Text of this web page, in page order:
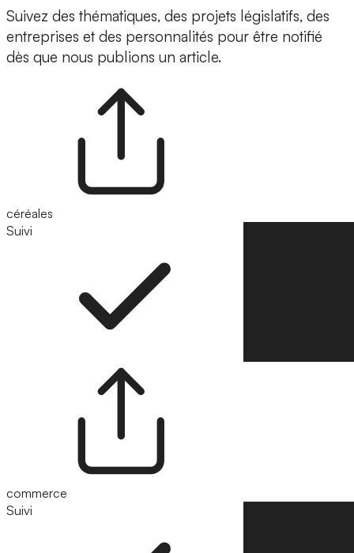
Suivez des thématiques, des projets législatifs, des
entreprises et des personnalités pour être notifié
dès que nous publions un article.
céréales
Suivi
commerce
Suivi